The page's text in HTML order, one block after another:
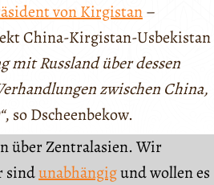
von Kirgistan–
China-Kirgistan-Usbekistan
mit Russland über dessen
zwischen China,
, so Dscheenbekow.
über Zentralasien. Wir
sindunabhängigund wollen es